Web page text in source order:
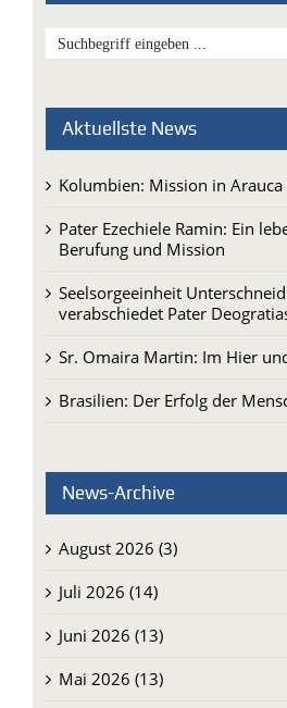
Kolumbien: Mission in Arauca
Pater Ezechiele Ramin: Ein
Seelsorgeeinheit
verabschiedet Pater
Sr. Omaira Martin: Im Hier und
Brasilien: Der Erfolg der
August 2026 (3)
Juli 2026 (14)
Juni 2026 (13)
Mai 2026 (13)
April 2026 (15)